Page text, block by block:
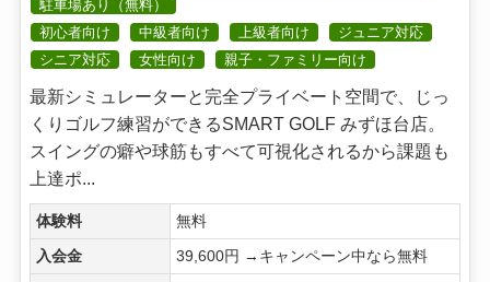
駐車場あり（無料）
初心者向け
中級者向け 上級者向け
ジュニア対応
シニア対応
女性向け 親子・ファミリー向け
最新シミュレーターと完全プライベート空間で、じっ
くりゴルフ練習ができるSMART GOLF みずほ台店。
スイングの癖や球筋もすべて可視化されるから課題も
上達ポ...
体験料 無料
入会金 39,600円 →キャンペーン中なら無料